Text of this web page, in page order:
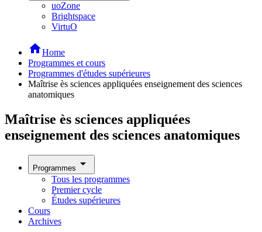
uoZone
Brightspace
VirtuO
homeHome
Programmes et cours
Programmes d'études supérieures
Maîtrise ès sciences appliquées enseignement des sciences
anatomiques
Maîtrise ès sciences appliquées
enseignement des sciences anatomiques
Programmes arrow_drop_down
Tous les programmes
Premier cycle
Études supérieures
Cours
Archives